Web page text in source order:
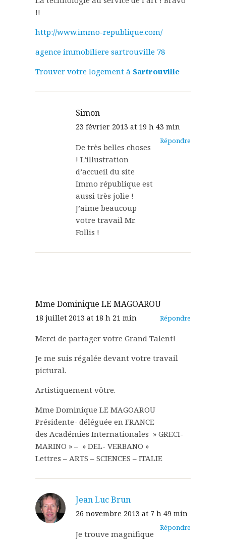
!!
http://www.immo-republique.com/
agence immobiliere sartrouville 78
Trouver votre logement à Sartrouville
Simon
23 février 2013 at 19 h 43 min
Répondre
De très belles choses
! L’illustration
d’accueil du site
Immo république est
aussi très jolie !
J’aime beaucoup
votre travail Mr.
Follis !
Mme Dominique LE MAGOAROU
18 juillet 2013 at 18 h 21 min Répondre
Merci de partager votre Grand Talent!
Je me suis régalée devant votre travail
pictural.
Artistiquement vôtre.
Mme Dominique LE MAGOAROU
Présidente- déléguée en FRANCE
des Académies Internationales » GRECI-
MARINO » – » DEL- VERBANO »
Lettres – ARTS – SCIENCES – ITALIE
Jean Luc Brun
26 novembre 2013 at 7 h 49 min
Répondre
Je trouve magnifique